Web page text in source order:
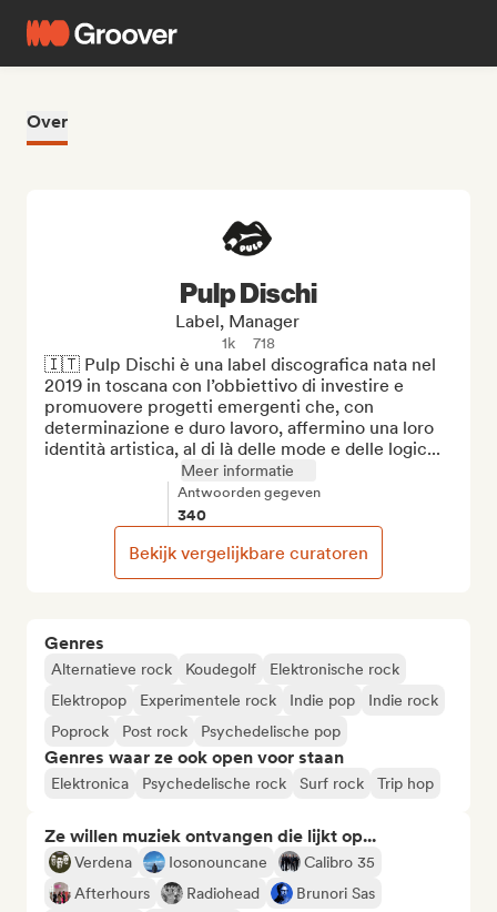
Over
Genres
Alternatieve rock Koudegolf
Elektronische rock
Elektropop
Experimentele rock Indie pop
Indie rock
Poprock
Post rock Psychedelische pop
Genres waar ze ook open voor staan
Elektronica Psychedelische rock Surf rock Trip hop
Ze willen muziek ontvangen die lijkt op...
Verdena Iosonouncane
Calibro 35
Afterhours
Radiohead
Brunori Sas
Pulp Dischi
Label, Manager
1k 718
🇮🇹 Pulp Dischi è una label discografica nata nel
2019 in toscana con l’obbiettivo di investire e
promuovere progetti emergenti che, con
determinazione e duro lavoro, affermino una loro
identità artistica, al di là delle mode e delle logic...
Meer informatie
Antwoorden gegeven
340
Bekijk vergelijkbare curatoren